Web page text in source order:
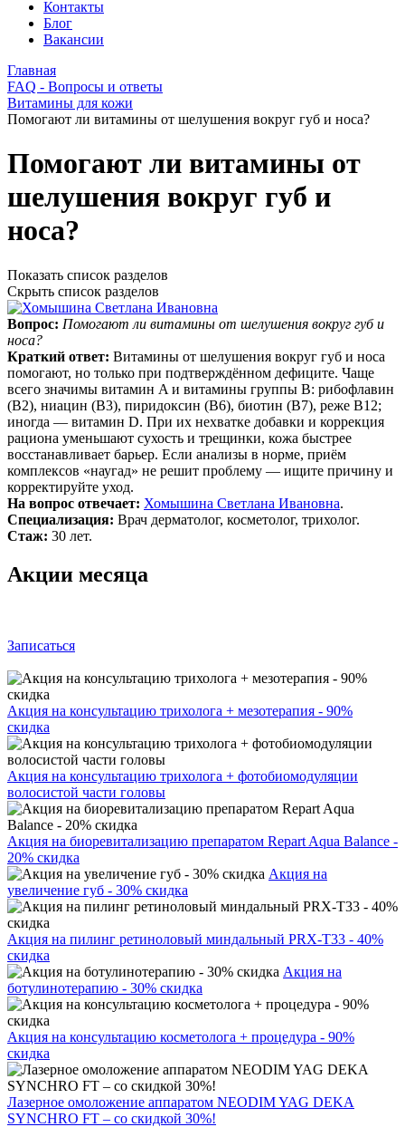
Контакты
Блог
Вакансии
Главная
FAQ - Вопросы и ответы
Витамины для кожи
Помогают ли витамины от шелушения вокруг губ и носа?
Помогают ли витамины от
шелушения вокруг губ и
носа?
Показать список разделов
Скрыть список разделов
Вопрос: Помогают ли витамины от шелушения вокруг губ и
носа?
Краткий ответ: Витамины от шелушения вокруг губ и носа
помогают, но только при подтверждённом дефиците. Чаще
всего значимы витамин A и витамины группы B: рибофлавин
(B2), ниацин (B3), пиридоксин (B6), биотин (B7), реже B12;
иногда — витамин D. При их нехватке добавки и коррекция
рациона уменьшают сухость и трещинки, кожа быстрее
восстанавливает барьер. Если анализы в норме, приём
комплексов «наугад» не решит проблему — ищите причину и
корректируйте уход.
На вопрос отвечает: Хомышина Светлана Ивановна.
Специализация: Врач дерматолог, косметолог, трихолог.
Стаж: 30 лет.
Акции месяца
Записаться
Акция на консультацию трихолога + мезотерапия - 90%
скидка
Акция на консультацию трихолога + фотобиомодуляции
волосистой части головы
Акция на биоревитализацию препаратом Repart Aqua Balance -
20% скидка
Акция на
увеличение губ - 30% скидка
Акция на пилинг ретиноловый миндальный PRX-T33 - 40%
скидка
Акция на
ботулинотерапию - 30% скидка
Акция на консультацию косметолога + процедура - 90%
скидка
Лазерное омоложение аппаратом NEODIM YAG DEKA
SYNCHRO FT – со скидкой 30%!